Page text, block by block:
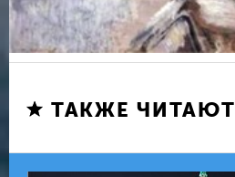
ТАКЖЕ ЧИТАЮТ